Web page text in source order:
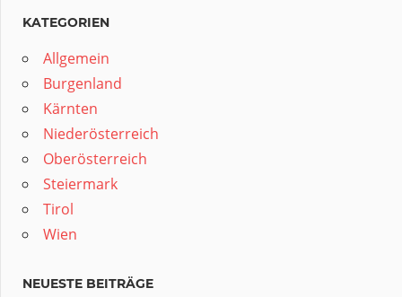
KATEGORIEN
Allgemein
Burgenland
Kärnten
Niederösterreich
Oberösterreich
Steiermark
Tirol
Wien
NEUESTE BEITRÄGE